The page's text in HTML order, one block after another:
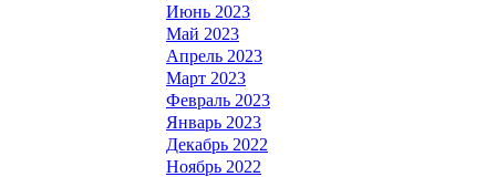
Июнь 2023
Май 2023
Апрель 2023
Март 2023
Февраль 2023
Январь 2023
Декабрь 2022
Ноябрь 2022